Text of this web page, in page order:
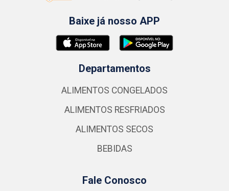
Baixe já nosso APP
Departamentos
ALIMENTOS CONGELADOS
ALIMENTOS RESFRIADOS
ALIMENTOS SECOS
BEBIDAS
Fale Conosco